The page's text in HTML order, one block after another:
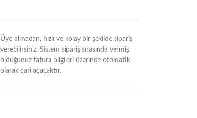
Üye olmadan, hızlı ve kolay bir şekilde sipariş
verebilirsiniz. Sistem sipariş sırasında vermiş
olduğunuz fatura bilgileri üzerinde otomatik
olarak cari açacaktır.